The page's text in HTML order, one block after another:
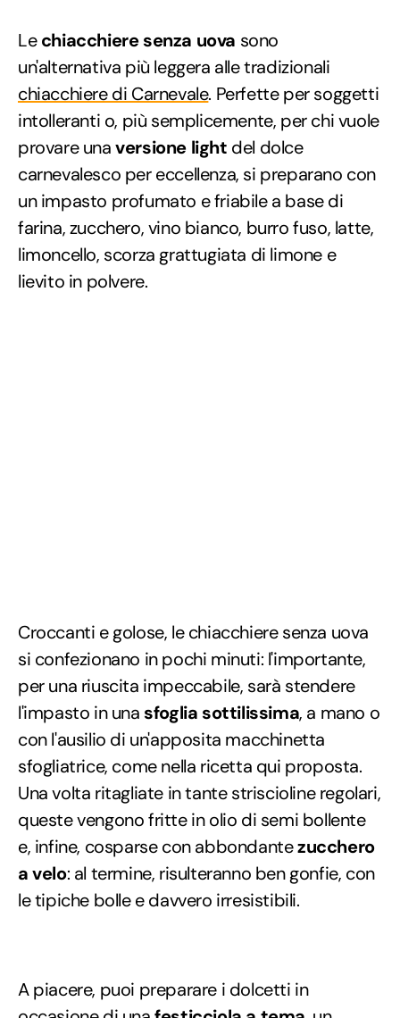
Lechiacchiere senza uova sono
un'alternativa più leggera alle tradizionali
chiacchiere di Carnevale. Perfette per soggetti
intolleranti o, più semplicemente, per chi vuole
provare unaversione light del dolce
carnevalesco per eccellenza, si preparano con
un impasto profumato e friabile a base di
farina, zucchero, vino bianco, burro fuso, latte,
limoncello, scorza grattugiata di limone e
lievito in polvere.
Croccanti e golose, le chiacchiere senza uova
si confezionano in pochi minuti: l'importante,
per una riuscita impeccabile, sarà stendere
l'impasto in una sfoglia sottilissima, a mano o
con l'ausilio di un'apposita macchinetta
sfogliatrice, come nella ricetta qui proposta.
Una volta ritagliate in tante striscioline regolari,
queste vengono fritte in olio di semi bollente
e, infine, cosparse con abbondantezucchero
a velo: al termine, risulteranno ben gonfie, con
le tipiche bolle e davvero irresistibili.
A piacere, puoi preparare i dolcetti in